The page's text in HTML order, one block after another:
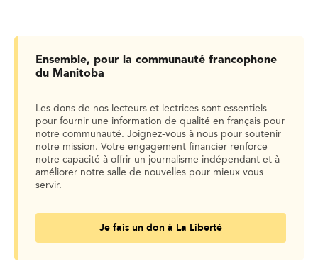
Ensemble, pour la communauté francophone
du Manitoba
Les dons de nos lecteurs et lectrices sont essentiels
pour fournir une information de qualité en français pour
notre communauté. Joignez-vous à nous pour soutenir
notre mission. Votre engagement financier renforce
notre capacité à offrir un journalisme indépendant et à
améliorer notre salle de nouvelles pour mieux vous
servir.
Je fais un don à La Liberté